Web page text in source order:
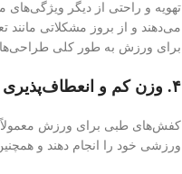
تهویه و راحتی از دیگر
می‌دهند و از بروز مشکلاتی
برای ورزش به طور کلی
۴. وزن کم و انعطاف‌پذیری
کفش‌های طبی برای ورزش معمولاً
ورزشی خود را انجام دهند و